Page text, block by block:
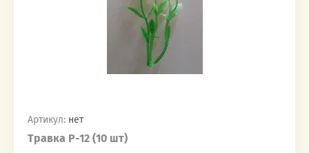
Артикул: нет
Травка Р-12 (10 шт)